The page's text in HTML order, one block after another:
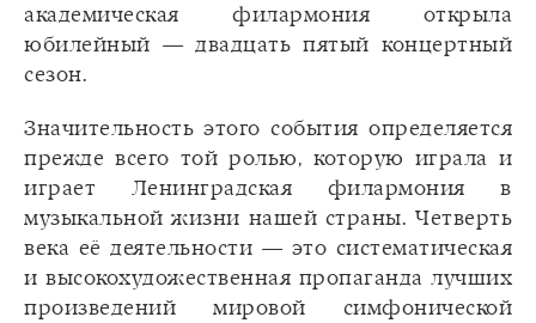
академическая филармония открыла
юбилейный — двадцать пятый концертный
сезон.
Значительность этого события определяется
прежде всего той ролью, которую играла и
играет Ленинградская филармония в
музыкальной жизни нашей страны. Четверть
века её деятельности — это систематическая
и высокохудожественная пропаганда лучших
произведений мировой симфонической